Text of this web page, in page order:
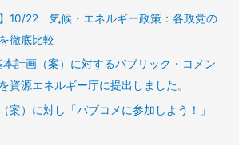
】10/22 気候・エネルギー政策：各政党の
徹底比較
計画（案）に対するパブリック・コメン
資源エネルギー庁に提出しました。
案）に対し「パブコメに参加しよう！」